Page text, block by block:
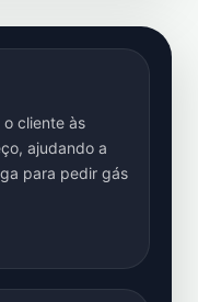
cliente às
ajudando a
para pedir gás